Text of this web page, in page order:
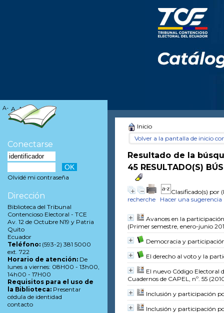
Inicio
Volver a la pantalla de inicio
Resultado de la
45 RESULTADO(S)
Clasificado(s) por
recherche
Hacer una sugerencia
Avances en la
(Primer semestre, enero-junio
Democracia y
El derecho al voto y la
El nuevo Código Electoral
Cuadernos de CAPEL, nº. 55
Inclusión y participación
Inclusión y participación
A- A A+
Conectarse
Olvidé mi contraseña
Dirección
Biblioteca del Tribunal
Contencioso Electoral - TCE
Av. 12 de Octubre N19 y Patria
Quito
Ecuador
Teléfono: (593-2) 381 5000
ext. 722
Horario de atención: De
lunes a viernes: 08H00 - 13h00,
14h00 - 17H00
Requisitos para el uso de
la Biblioteca: Presentar
cédula de identidad
contacto